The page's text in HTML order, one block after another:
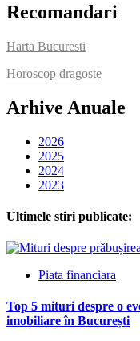
Recomandari
Harta Bucuresti
Horoscop dragoste
Arhive Anuale
2026
2025
2024
2023
Ultimele stiri publicate:
Piata financiara
Top 5 mituri despre o
imobiliare în București